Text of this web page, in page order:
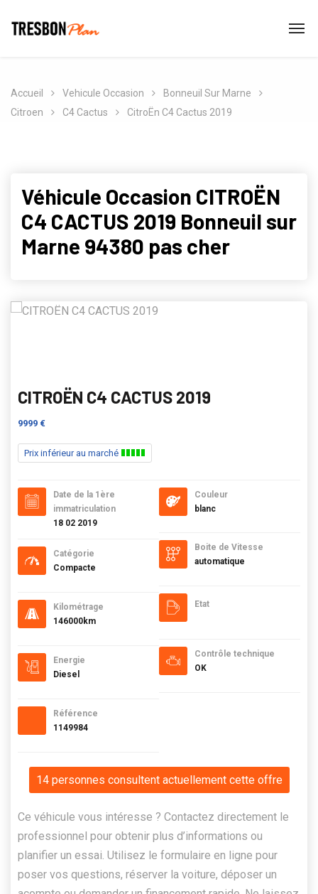
Accueil Vehicule Occasion
Bonneuil Sur Marne
Citroen
C4 Cactus CitroËn C4 Cactus 2019
Véhicule Occasion CITROËN
C4 CACTUS 2019 Bonneuil sur
Marne 94380 pas cher
CITROËN C4 CACTUS 2019
9999 €
Prix inférieur au marché
Date de la 1ère
immatriculation
18 02 2019
Catégorie
Compacte
Kilométrage
146000km
Energie
Diesel
Référence
1149984
Couleur
blanc
Boite de Vitesse
automatique
Etat
Contrôle technique
OK
14 personnes consultent actuellement cette offre
Ce véhicule vous intéresse ? Contactez directement le
professionnel pour obtenir plus d’informations ou
planifier un essai. Utilisez le formulaire en ligne pour
poser vos questions, réserver la voiture, déposer un